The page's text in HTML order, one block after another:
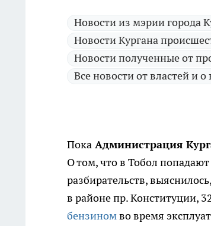
Новости из мэрии города
Новости Кургана
Новости полученные от
Все новости от властей и о
Пока Администрация
О том, что в Тобол
разбирательств,
в районе пр. Конституции,
бензиномво время